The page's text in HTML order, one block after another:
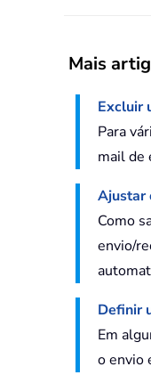
Mais
Excluir
Para
mail de
Ajustar
Como
envio/
Definir
Em
o envio